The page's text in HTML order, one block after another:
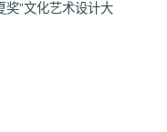
奖”文化艺术设计大